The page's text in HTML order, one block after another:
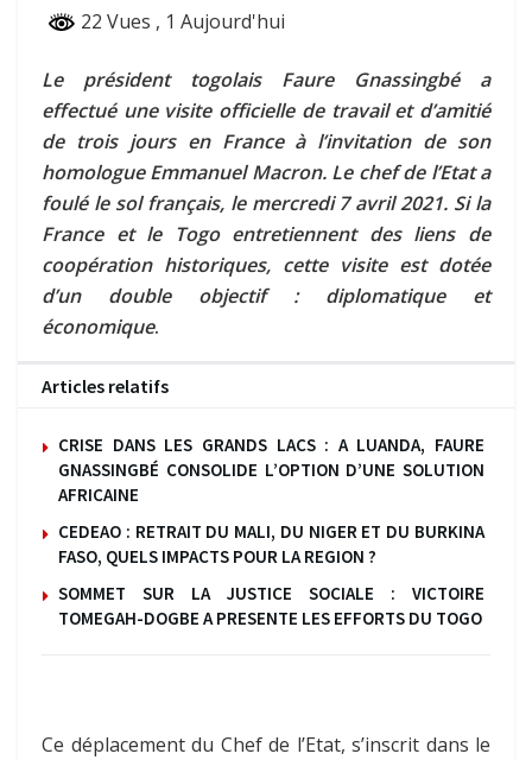
22 Vues , 1 Aujourd'hui
Le président togolais Faure Gnassingbé a
effectué une visite officielle de travail et d’amitié
de trois jours en France à l’invitation de son
homologue Emmanuel Macron. Le chef de l’Etat a
foulé le sol français, le mercredi 7 avril 2021. Si la
France et le Togo entretiennent des liens de
coopération historiques, cette visite est dotée
d’un double objectif : diplomatique et
économique.
Articles relatifs
CRISE DANS LES GRANDS LACS : A LUANDA, FAURE
GNASSINGBÉ CONSOLIDE L’OPTION D’UNE SOLUTION
AFRICAINE
CEDEAO : RETRAIT DU MALI, DU NIGER ET DU BURKINA
FASO, QUELS IMPACTS POUR LA REGION ?
SOMMET SUR LA JUSTICE SOCIALE : VICTOIRE
TOMEGAH-DOGBE A PRESENTE LES EFFORTS DU TOGO
Ce déplacement du Chef de l’Etat, s’inscrit dans le